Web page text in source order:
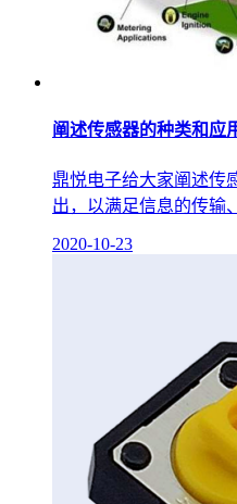
阐述传感器的种类和应
鼎悦电子给大家阐述传
出，以满足信息的传输
2020-10-23